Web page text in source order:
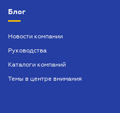
Блог
Новости компании
Руководства
Каталоги компаний
Темы в центре внимания